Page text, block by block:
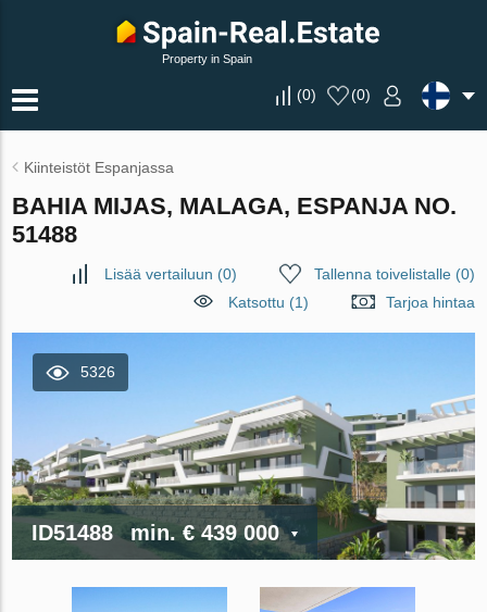
Property in Spain
(0) (0)
Kiinteistöt Espanjassa
BAHIA MIJAS, MALAGA, ESPANJA NO.
51488
Lisää vertailuun (0) Tallenna toivelistalle(0)
Katsottu (1)
Tarjoa hintaa
5326
ID51488 min. € 439 000